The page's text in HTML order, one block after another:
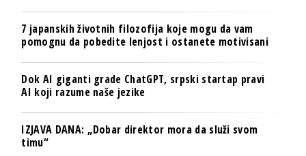
7 japanskih životnih filozofija koje mogu da vam
pomognu da pobedite lenjost i ostanete motivisani
Dok AI giganti grade ChatGPT, srpski startap pravi
AI koji razume naše jezike
IZJAVA DANA: „Dobar direktor mora da služi svom
timu“